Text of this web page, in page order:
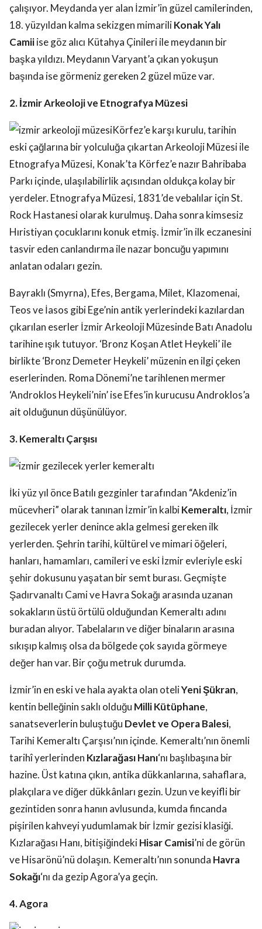
çalışıyor. Meydanda yer alan İzmir’in güzel camilerinden,
18. yüzyıldan kalma sekizgen mimariliKonak Yalı
Camiiise göz alıcı Kütahya Çinileri ile meydanın bir
başka yıldızı. Meydanın Varyant’a çıkan yokuşun
başında ise görmeniz gereken 2 güzel müze var.
2. İzmir Arkeoloji ve Etnografya Müzesi
Körfez’e karşı kurulu, tarihin
eski çağlarına bir yolculuğa çıkartan Arkeoloji Müzesi ile
Etnografya Müzesi, Konak’ta Körfez’e nazır Bahribaba
Parkı içinde, ulaşılabilirlik açısından oldukça kolay bir
yerdeler. Etnografya Müzesi, 1831’de vebalılar için St.
Rock Hastanesi olarak kurulmuş. Daha sonra kimsesiz
Hıristiyan çocuklarını konuk etmiş. İzmir’in ilk eczanesini
tasvir eden canlandırma ile nazar boncuğu yapımını
anlatan odaları gezin.
Bayraklı (Smyrna), Efes, Bergama, Milet, Klazomenai,
Teos ve İasos gibi Ege’nin antik yerlerindeki kazılardan
çıkarılan eserler İzmir Arkeoloji Müzesinde Batı Anadolu
tarihine ışık tutuyor. ‘Bronz Koşan Atlet Heykeli’ ile
birlikte ‘Bronz Demeter Heykeli’ müzenin en ilgi çeken
eserlerinden. Roma Dönemi’ne tarihlenen mermer
‘Androklos Heykeli’nin’ ise Efes’in kurucusu Androklos’a
ait olduğunun düşünülüyor.
3. Kemeraltı Çarşısı
İki yüz yıl önce Batılı gezginler tarafından “Akdeniz’in
mücevheri” olarak tanınan İzmir’in kalbiKemeraltı, İzmir
gezilecek yerler denince akla gelmesi gereken ilk
yerlerden. Şehrin tarihi, kültürel ve mimari öğeleri,
hanları, hamamları, camileri ve eski İzmir evleriyle eski
şehir dokusunu yaşatan bir semt burası. Geçmişte
Şadırvanaltı Cami ve Havra Sokağı arasında uzanan
sokakların üstü örtülü olduğundan Kemeraltı adını
buradan alıyor. Tabelaların ve diğer binaların arasına
sıkışıp kalmış olsa da bölgede çok sayıda görmeye
değer han var. Bir çoğu metruk durumda.
İzmir’in en eski ve hala ayakta olan oteliYeni Şükran,
kentin belleğinin saklı olduğu Milli Kütüphane,
sanatseverlerin buluştuğu Devlet ve Opera Balesi,
Tarihi Kemeraltı Çarşısı’nın içinde. Kemeraltı’nın önemli
tarihî yerlerinden Kızlarağası Hanı‘nı başlıbaşına bir
hazine. Üst katına çıkın, antika dükkanlarına, sahaflara,
plakçılara ve diğer dükkânları gezin. Uzun ve keyifli bir
gezintiden sonra hanın avlusunda, kumda fincanda
pişirilen kahveyi yudumlamak bir İzmir gezisi klasiği.
Kızlarağası Hanı, bitişiğindekiHisar Camisi’ni de görün
ve Hisarönü’nü dolaşın. Kemeraltı’nın sonunda Havra
Sokağı‘nı da gezip Agora’ya geçin.
4. Agora